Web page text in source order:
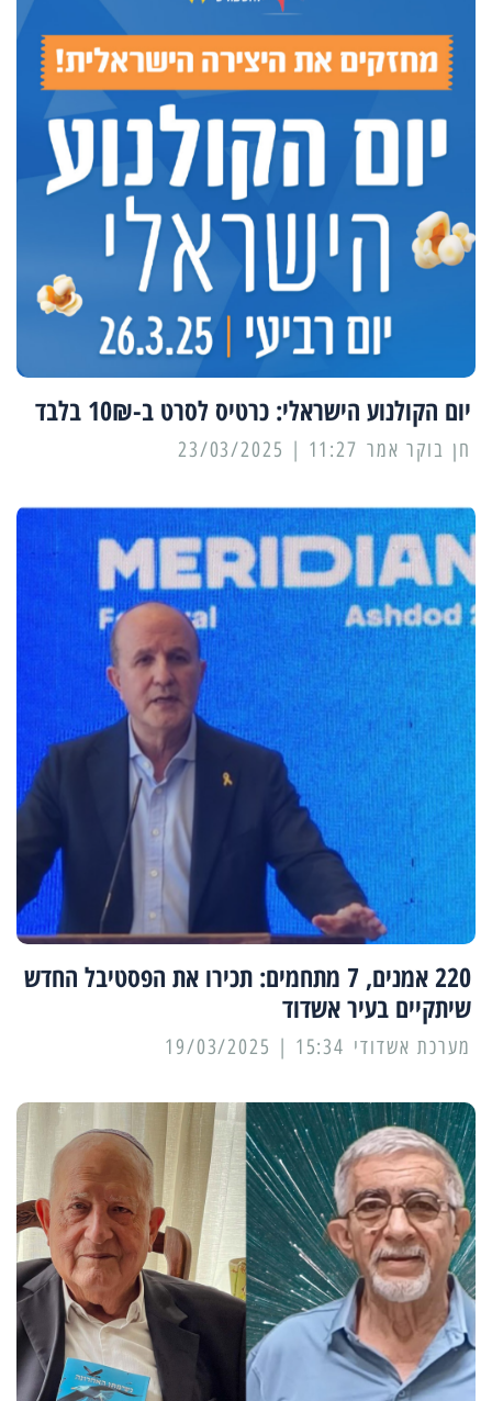
יום הקולנוע הישראלי: כרטיס לסרט ב-10₪ בלבד
11:27 | 23/03/2025
220 אמנים, 7 מתחמים: תכירו את הפסטיבל החדש
שיתקיים בעיר אשדוד
מערכת אשדודי 15:34 | 19/03/2025